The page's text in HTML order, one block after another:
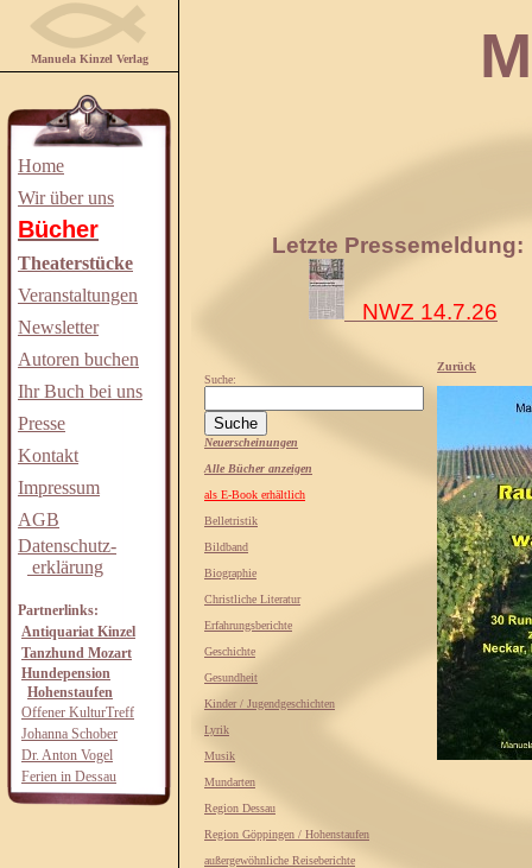
Manuela Kinzel Verlag
Home
Wir über uns
Bücher
Theaterstücke
Veranstaltungen
Newsletter
Autoren buchen
Ihr Buch bei uns
Presse
Kontakt
Impressum
AGB
Datenschutz-
erklärung
Partnerlinks:
Antiquariat Kinzel
Tanzhund Mozart
Hundepension
Hohenstaufen
Offener KulturTreff
Johanna Schober
Dr. Anton Vogel
Ferien in Dessau
Letzte Pressemeldung:
NWZ 14.7.26
Suche:
Neuerscheinungen
Alle Bücher anzeigen
als E-Book erhältlich
Belletristik
Bildband
Biographie
Christliche Literatur
Erfahrungsberichte
Geschichte
Gesundheit
Kinder / Jugendgeschichten
Lyrik
Musik
Mundarten
Region Dessau
Region Göppingen / Hohenstaufen
außergewöhnliche Reiseberichte
Zurück